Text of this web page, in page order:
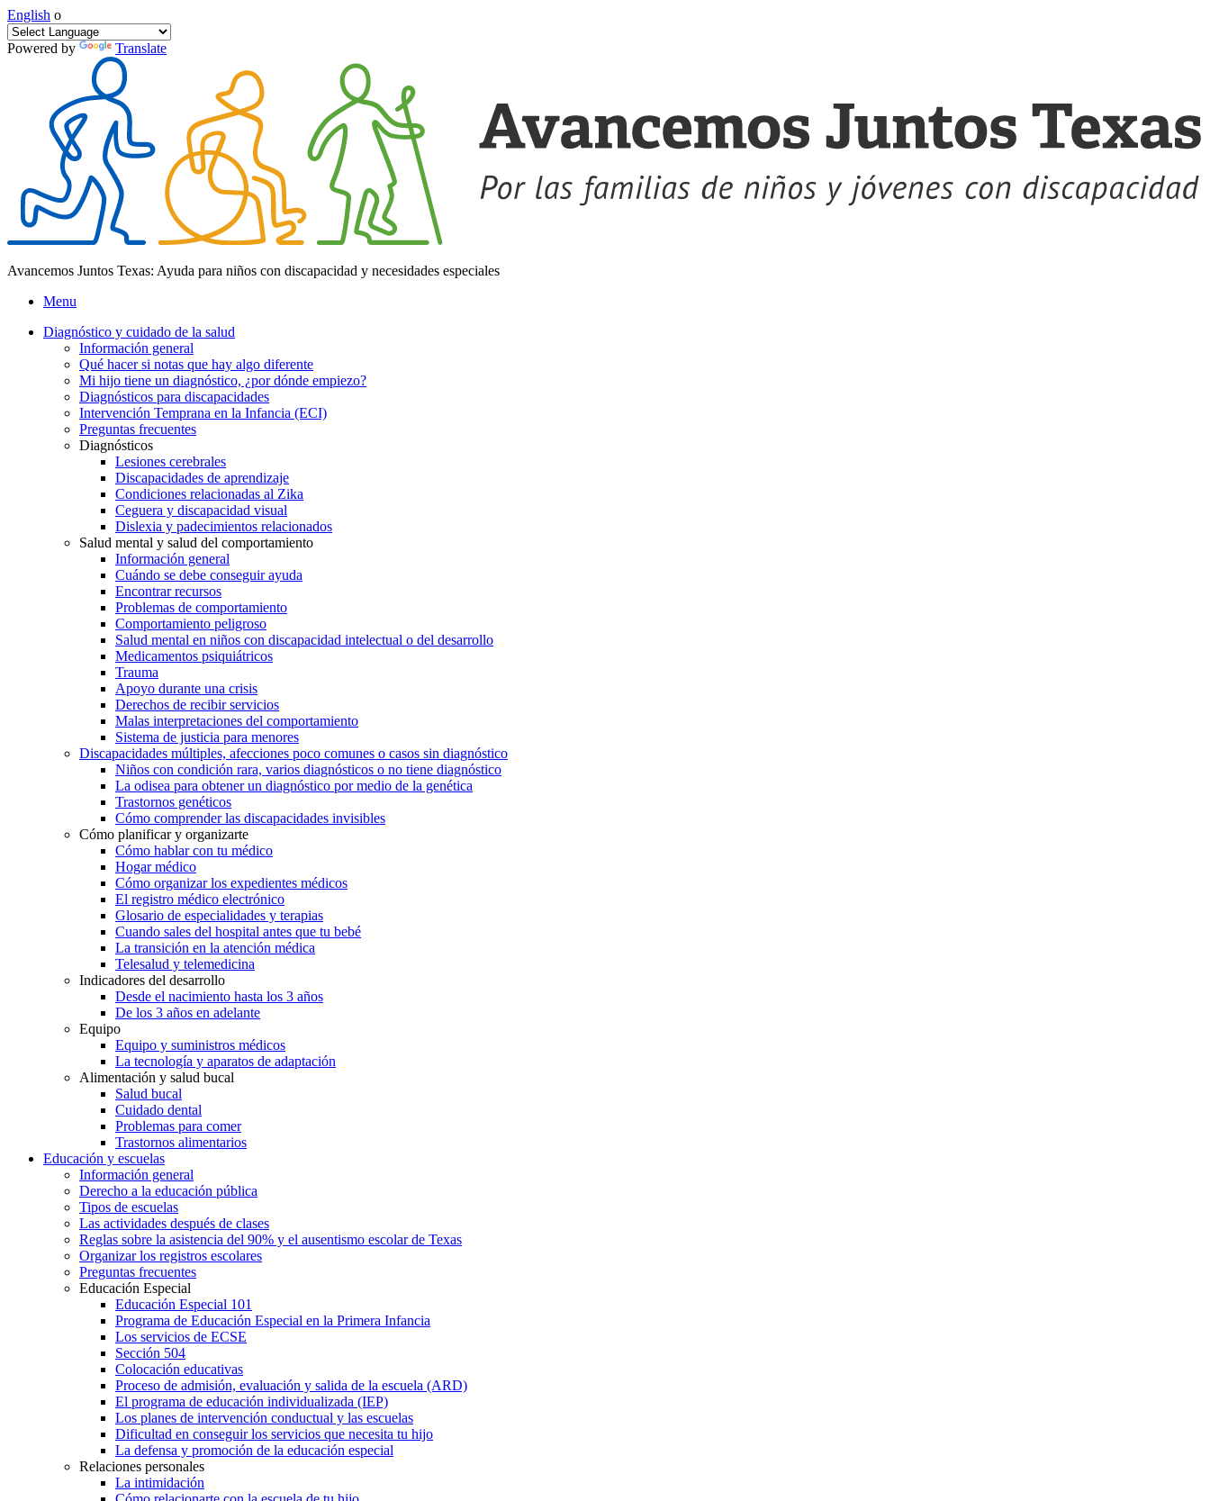
English o
Powered by Translate
Avancemos Juntos Texas: Ayuda para niños con discapacidad y necesidades especiales
Menu
Diagnóstico y cuidado de la salud
Información general
Qué hacer si notas que hay algo diferente
Mi hijo tiene un diagnóstico, ¿por dónde empiezo?
Diagnósticos para discapacidades
Intervención Temprana en la Infancia (ECI)
Preguntas frecuentes
Diagnósticos
Lesiones cerebrales
Discapacidades de aprendizaje
Condiciones relacionadas al Zika
Ceguera y discapacidad visual
Dislexia y padecimientos relacionados
Salud mental y salud del comportamiento
Información general
Cuándo se debe conseguir ayuda
Encontrar recursos
Problemas de comportamiento
Comportamiento peligroso
Salud mental en niños con discapacidad intelectual o del desarrollo
Medicamentos psiquiátricos
Trauma
Apoyo durante una crisis
Derechos de recibir servicios
Malas interpretaciones del comportamiento
Sistema de justicia para menores
Discapacidades múltiples, afecciones poco comunes o casos sin diagnóstico
Niños con condición rara, varios diagnósticos o no tiene diagnóstico
La odisea para obtener un diagnóstico por medio de la genética
Trastornos genéticos
Cómo comprender las discapacidades invisibles
Cómo planificar y organizarte
Cómo hablar con tu médico
Hogar médico
Cómo organizar los expedientes médicos
El registro médico electrónico
Glosario de especialidades y terapias
Cuando sales del hospital antes que tu bebé
La transición en la atención médica
Telesalud y telemedicina
Indicadores del desarrollo
Desde el nacimiento hasta los 3 años
De los 3 años en adelante
Equipo
Equipo y suministros médicos
La tecnología y aparatos de adaptación
Alimentación y salud bucal
Salud bucal
Cuidado dental
Problemas para comer
Trastornos alimentarios
Educación y escuelas
Información general
Derecho a la educación pública
Tipos de escuelas
Las actividades después de clases
Reglas sobre la asistencia del 90% y el ausentismo escolar de Texas
Organizar los registros escolares
Preguntas frecuentes
Educación Especial
Educación Especial 101
Programa de Educación Especial en la Primera Infancia
Los servicios de ECSE
Sección 504
Colocación educativas
Proceso de admisión, evaluación y salida de la escuela (ARD)
El programa de educación individualizada (IEP)
Los planes de intervención conductual y las escuelas
Dificultad en conseguir los servicios que necesita tu hijo
La defensa y promoción de la educación especial
Relaciones personales
La intimidación